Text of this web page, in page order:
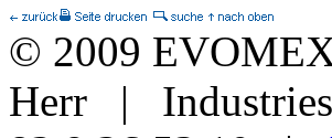
© 2009
Herr |